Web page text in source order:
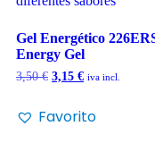
Gel Energético
Energy Gel
3,50€ 3,15 € iva incl.
Favorito